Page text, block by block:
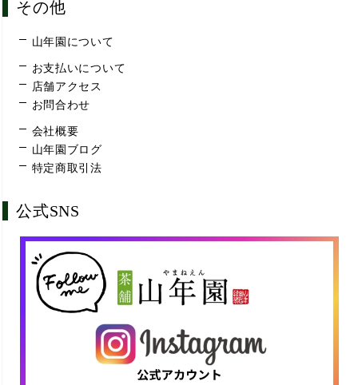
その他
山年園について
お支払いについて
店舗アクセス
お問合わせ
会社概要
山年園ブログ
特定商取引法
公式SNS